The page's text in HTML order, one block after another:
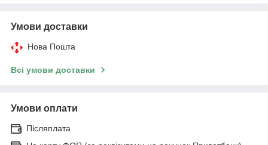
Умови доставки
Нова Пошта
Всі умови доставки
Умови оплати
Післяплата